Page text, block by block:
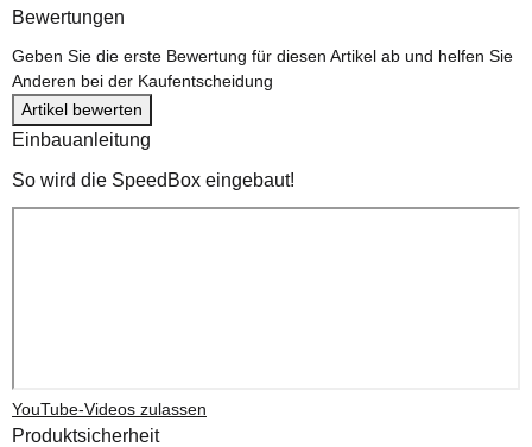
Bewertungen
Geben Sie die erste Bewertung für diesen Artikel ab und helfen Sie
Anderen bei der Kaufentscheidung
Artikel bewerten
Einbauanleitung
So wird die SpeedBox eingebaut!
YouTube-Videos zulassen
Produktsicherheit